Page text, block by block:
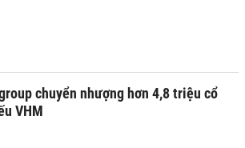
chuyển nhượng hơn 4,8 triệu cổ
VHM